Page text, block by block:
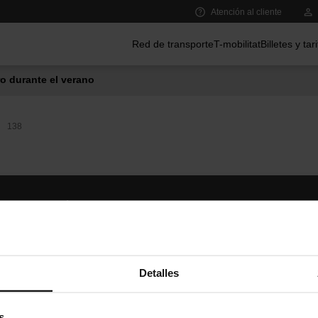
Detalles
Atención al cliente
Red de transporteT-mobilitatBilletes y
durante el verano
138
Síguenos
TMB